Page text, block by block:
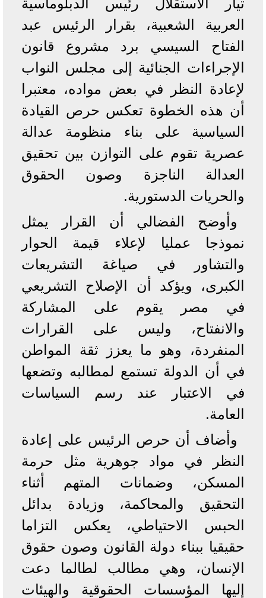
العربية الشعبية، بقرار الرئيس عبد
الفتاح السيسي برد مشروع قانون
الإجراءات الجنائية إلى مجلس النواب
لإعادة النظر في بعض مواده، معتبرا
أن هذه الخطوة تعكس حرص القيادة
السياسية على بناء منظومة عدالة
عصرية تقوم على التوازن بين تحقيق
العدالة الناجزة وصون الحقوق
والحريات الدستورية.
وأوضح الفضالي أن القرار يمثل
نموذجا عمليا لإعلاء قيمة الحوار
والتشاور في صياغة التشريعات
الكبرى، ويؤكد أن الإصلاح التشريعي
في مصر يقوم على المشاركة
والانفتاح، وليس على القرارات
المنفردة، وهو ما يعزز ثقة المواطن
في أن الدولة تستمع لمطالبه وتضعها
في الاعتبار عند رسم السياسات
العامة.
وأضاف أن حرص الرئيس على إعادة
النظر في مواد جوهرية مثل حرمة
المسكن، وضمانات المتهم أثناء
التحقيق والمحاكمة، وزيادة بدائل
الحبس الاحتياطي، يعكس التزاما
حقيقيا ببناء دولة القانون وصون حقوق
الإنسان، وهي مطالب لطالما دعت
إليها المؤسسات الحقوقية والهيئات